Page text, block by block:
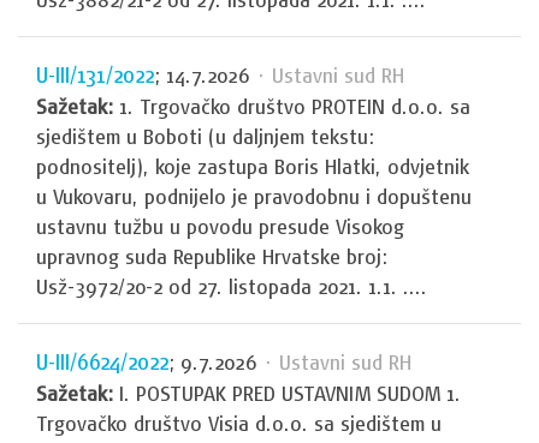
U-III/131/2022; 14.7.2026 · Ustavni sud RH
Sažetak: 1. Trgovačko društvo PROTEIN d.o.o. sa
sjedištem u Boboti (u daljnjem tekstu:
podnositelj), koje zastupa Boris Hlatki, odvjetnik
u Vukovaru, podnijelo je pravodobnu i dopuštenu
ustavnu tužbu u povodu presude Visokog
upravnog suda Republike Hrvatske broj:
Usž-3972/20-2 od 27. listopada 2021. 1.1. ....
U-III/6624/2022; 9.7.2026 · Ustavni sud RH
Sažetak: I. POSTUPAK PRED USTAVNIM SUDOM 1.
Trgovačko društvo Visia d.o.o. sa sjedištem u